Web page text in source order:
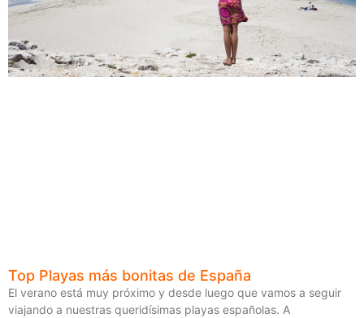
Top Playas más bonitas de España
El verano está muy próximo y desde luego que vamos a seguir
viajando a nuestras queridísimas playas españolas. A